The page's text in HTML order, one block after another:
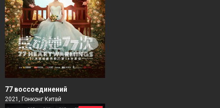
77 воссоединений
2021, Гонконг Китай